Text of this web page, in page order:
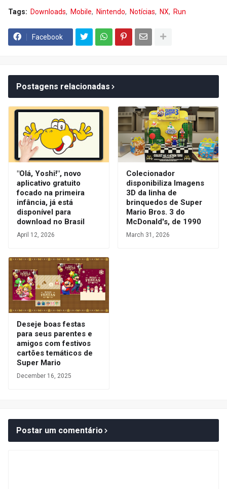
Tags: Downloads Mobile Nintendo Notícias NX Run
Facebook
Postagens relacionadas
"Olá, Yoshi!", novo
aplicativo gratuito
focado na primeira
infância, já está
disponível para
download no Brasil
April 12, 2026
Colecionador
disponibiliza Imagens
3D da linha de
brinquedos de Super
Mario Bros. 3 do
McDonald's, de 1990
March 31, 2026
Deseje boas festas
para seus parentes e
amigos com festivos
cartões temáticos de
Super Mario
December 16, 2025
Postar um comentário